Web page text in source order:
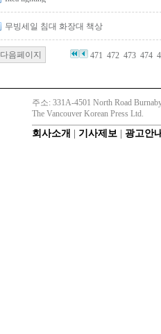
무빙세일 침대 화장대 책상
다음페이지 471 472 473 474
주소: 331A-4501 North Road
The Vancouver Korean Press Ltd.
회사소개 기사제보 광고안